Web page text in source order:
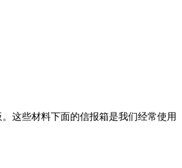
这些材料下面的信报箱是我们经常使用